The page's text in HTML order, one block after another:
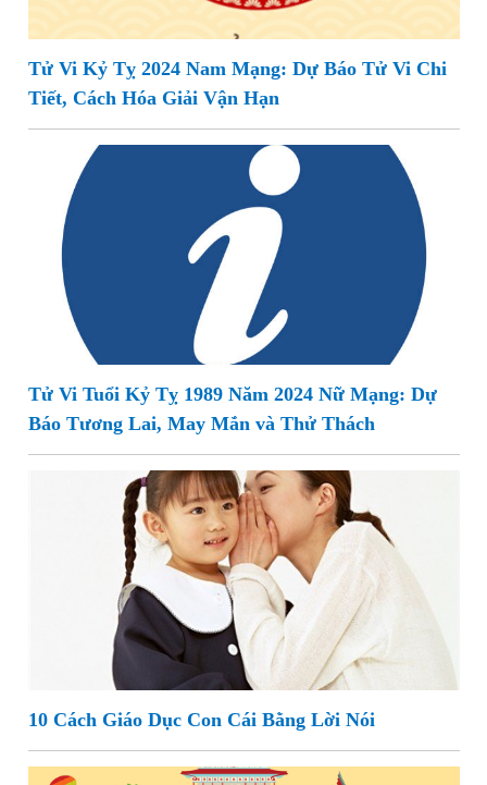
Tử Vi Kỷ Tỵ 2024 Nam Mạng: Dự Báo Tử Vi Chi
Tiết, Cách Hóa Giải Vận Hạn
Tử Vi Tuổi Kỷ Tỵ 1989 Năm 2024 Nữ Mạng: Dự
Báo Tương Lai, May Mắn và Thử Thách
10 Cách Giáo Dục Con Cái Bằng Lời Nói